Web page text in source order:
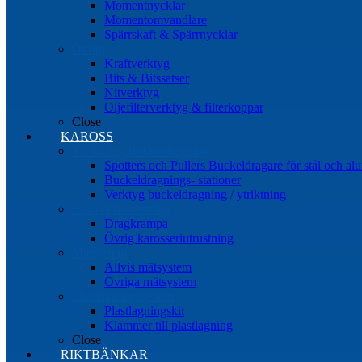
Momentnycklar
Momentomvandlare
Spärrskaft & Spärrnycklar
Kraftverktyg
Bits & Bitssatser
Nitverktyg
Oljefilterverktyg & filterkoppar
Close
KAROSS
Spotters och Pullers Buckeldragare för stål och
Buckeldragnings- stationer
Verktyg buckeldragning / ytriktning
Dragkrampa
Övrig karosseriutrustning
Allvis mätsystem
Övriga mätsystem
Plastlagningskit
Klammer till plastlagning
Close
RIKTBÄNKAR